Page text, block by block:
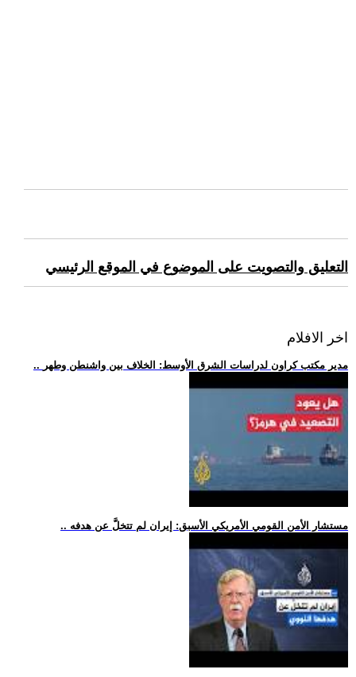
التعليق والتصويت على الموضوع في الموقع الرئيسي
اخر الافلام
.. مدير مكتب كراون لدراسات الشرق الأوسط: الخلاف بين واشنطن وطهر
.. مستشار الأمن القومي الأمريكي الأسبق: إيران لم تتخلَّ عن هدفه